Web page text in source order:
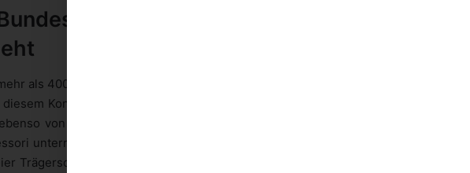
mit den Montessori-
als 400 Montessori-Schulen. Vor über 90 Jahren begann man erstmals
Konzept zu starten. Je nach Bildungseinrichtung ist es möglich, im
von der Grundschule bis hin zur allgemeinen Hochschulreife nach
unterrichtet zu werden. Mehr als 50 Prozent der Montessori-Schulen
Trägerschaft. Sie erhalten keine Förderung vom Staat und müssen sich